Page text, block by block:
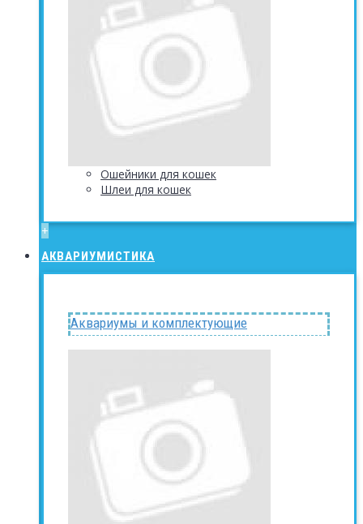
Ошейники для кошек
Шлеи для кошек
+
АКВАРИУМИСТИКА
Аквариумы и комплектующие